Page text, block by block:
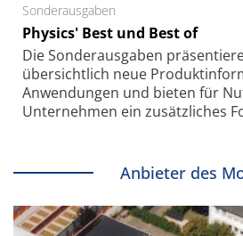
Sonderausgaben
Physics' Best und Best of
Die Sonder­ausgaben
übersichtlich neue
Anwendungen und bieten für
Unternehmen ein zusätzliches
Anbieter des